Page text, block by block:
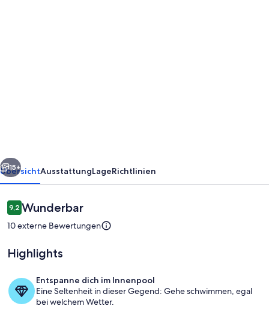
Landhaus SehnSucht Sommer
Weiter
15+
ÜbersichtAusstattungLageRichtlinien
Bewertungen
9,29,2 von 10.
Wunderbar
10 externe Bewertungen
Highlights
Entspanne dich im Innenpool
Eine Seltenheit in dieser Gegend: Gehe schwimmen, egal
bei welchem Wetter.